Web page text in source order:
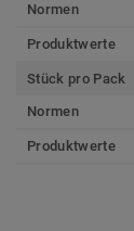
Normen
Produktwerte
Stück pro Pack
Normen
Produktwerte